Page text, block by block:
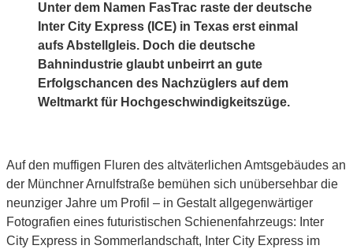
Unter dem Namen FasTrac raste der deutsche
Inter City Express (ICE) in Texas erst einmal
aufs Abstellgleis. Doch die deutsche
Bahnindustrie glaubt unbeirrt an gute
Erfolgschancen des Nachzüglers auf dem
Weltmarkt für Hochgeschwindigkeitszüge.
Auf den muffigen Fluren des altväterlichen Amtsgebäudes an
der Münchner Arnulfstraße bemühen sich unübersehbar die
neunziger Jahre um Profil – in Gestalt allgegenwärtiger
Fotografien eines futuristischen Schienenfahrzeugs: Inter
City Express in Sommerlandschaft, Inter City Express im